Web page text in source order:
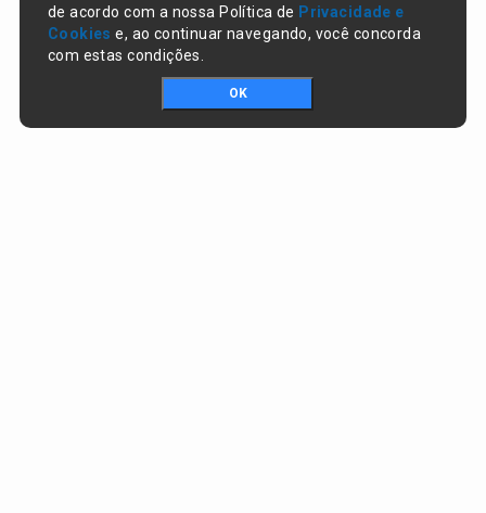
de acordo com a nossa Política de Privacidade e
Cookies e, ao continuar navegando, você concorda
com estas condições.
OK